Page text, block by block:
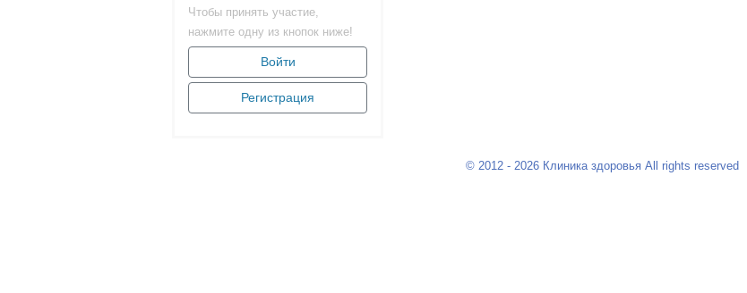
Чтобы принять участие,
нажмите одну из кнопок ниже!
Войти
Регистрация
© 2012 - 2026 Клиника здоровья All rights reserved